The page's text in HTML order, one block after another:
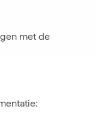
met de